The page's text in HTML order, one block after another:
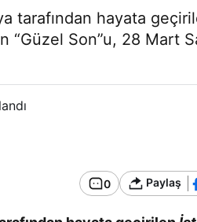
tarafından hayata
Son”u, 28 Mart
0 Paylaş